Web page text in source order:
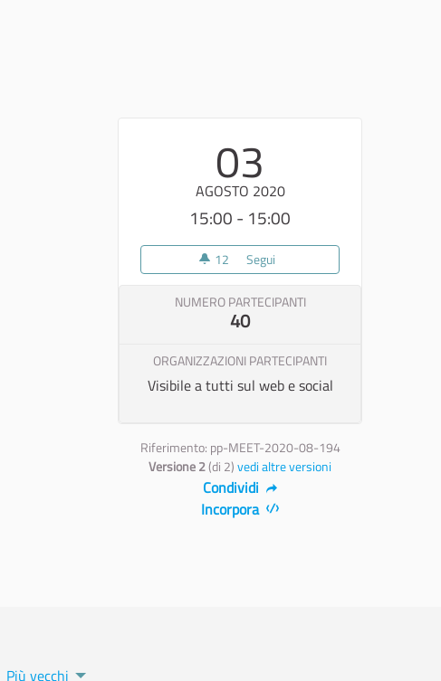
03
AGOSTO 2020
15:00 - 15:00
12 12 sostenitori
Segui
NUMERO PARTECIPANTI
40
ORGANIZZAZIONI PARTECIPANTI
Visibile a tutti sul web e social
Riferimento: pp-MEET-2020-08-194
Versione 2(di 2)vedi altre versioni
Condividi
Incorpora
Più vecchi